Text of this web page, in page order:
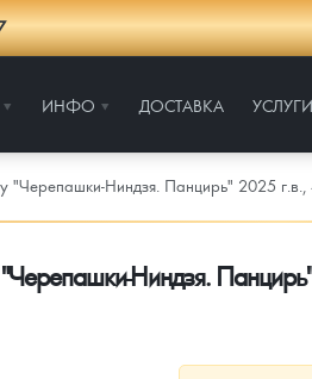
ИНФО ДОСТАВКА УСЛУГИ
"Черепашки-Ниндзя. Панцирь" 2025
Ниндзя.